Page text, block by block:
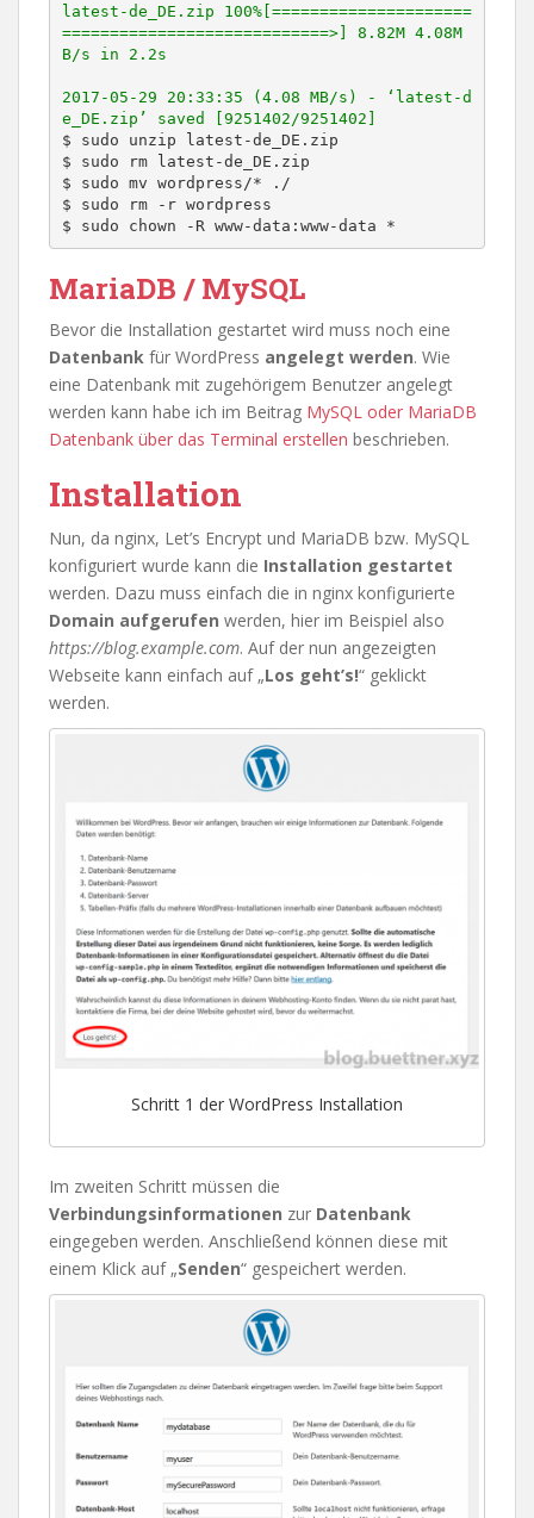
latest-de_DE.zip 100%[=====================
============================>] 8.82M 4.08M
B/s in 2.2s
2017-05-29 20:33:35 (4.08 MB/s) - ‘latest-d
e_DE.zip’ saved [9251402/9251402]
$ sudo unzip latest-de_DE.zip
$ sudo rm latest-de_DE.zip
$ sudo mv wordpress/* ./
$ sudo rm -r wordpress
$ sudo chown -R www-data:www-data *
MariaDB / MySQL
Bevor die Installation gestartet wird muss noch eine
Datenbank für WordPress angelegt werden. Wie
eine Datenbank mit zugehörigem Benutzer angelegt
werden kann habe ich im Beitrag MySQL oder MariaDB
Datenbank über das Terminal erstellen beschrieben.
Installation
Nun, da nginx, Let’s Encrypt und MariaDB bzw. MySQL
konfiguriert wurde kann die Installation gestartet
werden. Dazu muss einfach die in nginx konfigurierte
Domain aufgerufen werden, hier im Beispiel also
https://blog.example.com. Auf der nun angezeigten
Webseite kann einfach auf „Los geht’s!“ geklickt
werden.
Schritt 1 der WordPress Installation
Im zweiten Schritt müssen die
Verbindungsinformationen zur Datenbank
eingegeben werden. Anschließend können diese mit
einem Klick auf „Senden“ gespeichert werden.